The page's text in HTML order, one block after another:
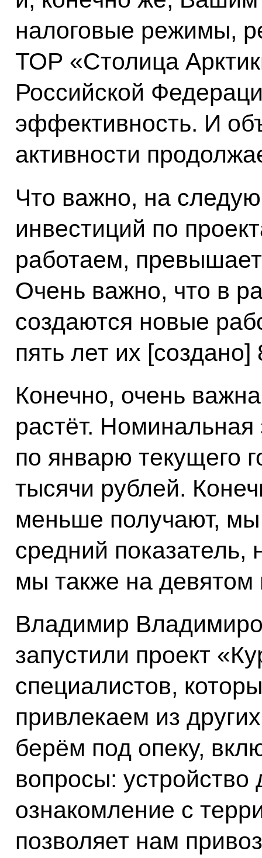
налоговые режимы,
ТОР «Столица
Российской
эффективность. И
активности
Что важно, на
инвестиций по
работаем,
Очень важно, что в
создаются новые
пять лет их [создано]
Конечно, очень
растёт.
по январю текущего
тысячи рублей.
меньше получают,
средний показатель,
мы также на девятом
Владимир
запустили проект
специалистов,
привлекаем из
берём под опеку,
вопросы: устройство
ознакомление с
позволяет нам